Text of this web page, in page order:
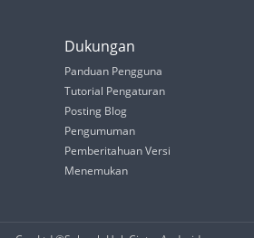
Dukungan
Panduan Pengguna
Tutorial Pengaturan
Posting Blog
Pengumuman
Pemberitahuan Versi
Menemukan